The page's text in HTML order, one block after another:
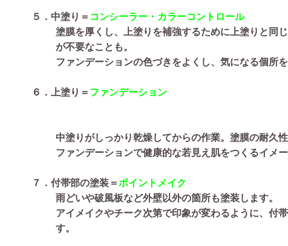
５．中塗り＝ コンシーラー・カラーコントロール
塗膜を厚くし、上塗りを補強するために上塗りと同
が不要なことも。
ファンデーションの色づきをよくし、気になる個所
６．上塗り＝ ファンデーション
中塗りがしっかり乾燥してからの作業。塗膜の耐久
ファンデーションで健康的な若見え肌をつくるイメー
７．付帯部の塗装＝ポイントメイク
雨どいや破風板など外壁以外の箇所も塗装します。
アイメイクやチーク次第で印象が変わるように、付
す。